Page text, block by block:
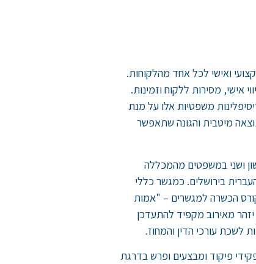
ואישי לכל אחד מהלקוחות.
אישי, מסירות ללקוח וזמינות.
משפטיות אלו על מנת
מיטבית והגונה שתאפשר
ושני במשפטים מהמכללה
בירושלים. כמגשר כללי
הכשרה למגשרים – "אמות
מאירוב מקפיד להתעדכן
לשכת עורכי הדין והמחוז.
פיקוד ומבצעים ופרש בדרגת